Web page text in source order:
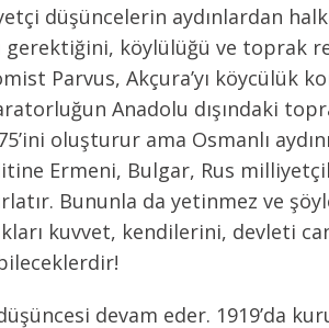
düşüncelerin aydınlardan
köylülüğü ve toprak
Parvus, Akçura’yı
Anadolu dışındaki
oluşturur ama Osmanlı
Ermeni, Bulgar, Rus
Bununla da yetinmez ve
kuvvet, kendilerini, devleti
devam eder. 1919’da